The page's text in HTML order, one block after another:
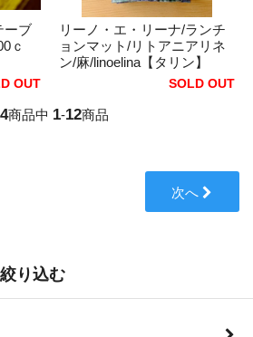
ーブ
ｃ
フラ
OUT
リーノ・エ・リーナ/ランチ
ョンマット/リトアニアリネ
ン/麻/linoelina【タリン】
SOLD OUT
商品中 1-12商品
次へ
り込む